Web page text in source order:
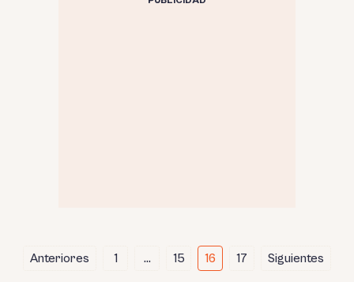
Paginación
Anteriores 1 … 15 16 17 Siguientes